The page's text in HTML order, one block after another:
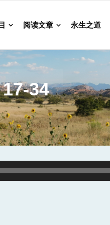
阅读文章 永生之道
34